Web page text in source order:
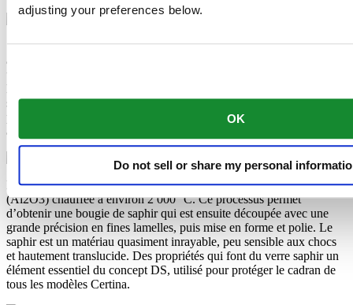
adjusting your preferences below.
OK
Do not sell or share my personal
Super-LumiNova® (SLN) désigne une matière photoluminescente
aux propriétés phosphorescentes. Dans l’obscurité, le SLN BG W9
utilisé par Certina restitue la lumière emmagasinée sous forme de
lueur bleue. Totalement inoffensif pour la santé, le SLN est appliqué
sur les aiguilles, les index et la lunette. Il perd progressivement sa
phosphorescence dans l’obscurité, mais se recharge
automatiquement sous la lumière.
Le verre saphir est constitué de poudre d’oxyde d’aluminium
(Al2O3) chauffée à environ 2 000 °C. Ce processus permet
d’obtenir une bougie de saphir qui est ensuite découpée avec une
grande précision en fines lamelles, puis mise en forme et polie. Le
saphir est un matériau quasiment inrayable, peu sensible aux chocs
et hautement translucide. Des propriétés qui font du verre saphir un
élément essentiel du concept DS, utilisé pour protéger le cadran de
tous les modèles Certina.